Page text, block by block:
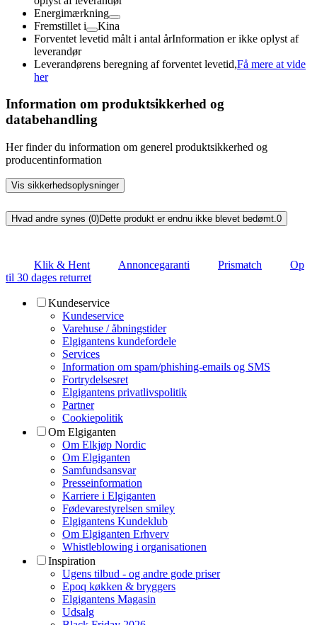
Energimærkning
Fremstillet i
Kina
Forventet levetid målt i antal årInformation er ikke oplyst af
leverandør
Leverandørens beregning af forventet levetid,Få mere at vide
her
Information om produktsikkerhed og
databehandling
Her finder du information om generel produktsikkerhed og
producentinformation
Vis sikkerhedsoplysninger
Hvad andre synes (0)Dette produkt er endnu ikke blevet bedømt.0
Klik & Hent Annoncegaranti Prismatch
Op
til 30 dages returret
Kundeservice
Kundeservice
Varehuse / åbningstider
Elgigantens kundefordele
Services
Information om spam/phishing-emails og SMS
Fortrydelsesret
Elgigantens privatlivspolitik
Partner
Cookiepolitik
Om Elgiganten
Om Elkjøp Nordic
Om Elgiganten
Samfundsansvar
Presseinformation
Karriere i Elgiganten
Fødevarestyrelsen smiley
Elgigantens Kundeklub
Om Elgiganten Erhverv
Whistleblowing i organisationen
Inspiration
Ugens tilbud - og andre gode priser
Epoq køkken & bryggers
Elgigantens Magasin
Udsalg